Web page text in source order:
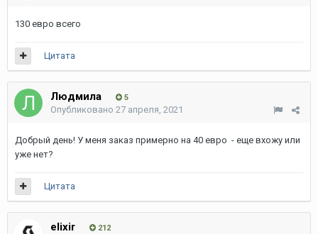
130 евро всего
Цитата
Людмила 5
Опубликовано 27 апреля, 2021
Добрый день! У меня заказ примерно на 40 евро - еще вхожу или
уже нет?
Цитата
elixir 212